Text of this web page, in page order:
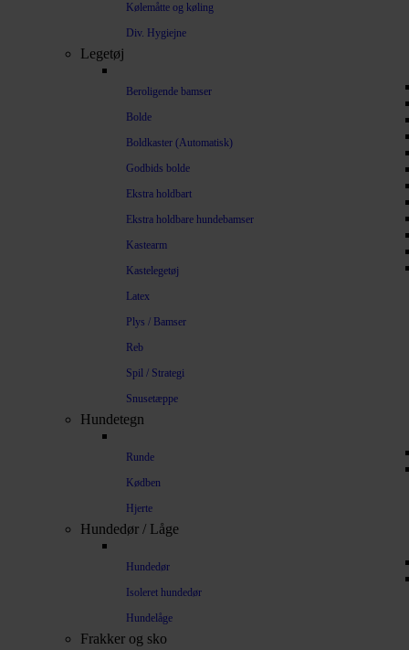
Kølemåtte og køling
Div. Hygiejne
Legetøj
Beroligende bamser
Bolde
Boldkaster (Automatisk)
Godbids bolde
Ekstra holdbart
Ekstra holdbare hundebamser
Kastearm
Kastelegetøj
Latex
Plys / Bamser
Reb
Spil / Strategi
Snusetæppe
Hundetegn
Runde
Kødben
Hjerte
Hundedør / Låge
Hundedør
Isoleret hundedør
Hundelåge
Frakker og sko